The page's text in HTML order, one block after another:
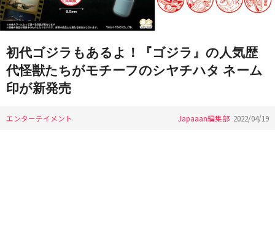
初代ゴジラもあるよ！『ゴジラ』の人気歴
代怪獣たちがモチーフのシヤチハタ ネーム
印が新発売
エンターテイメント Japaaan編集部 2022/04/19